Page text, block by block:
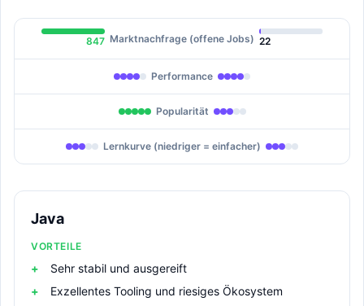
847 Marktnachfrage (offene Jobs) 22
Performance
Popularität
Lernkurve (niedriger = einfacher)
Java
VORTEILE
Sehr stabil und ausgereift
Exzellentes Tooling und riesiges Ökosystem